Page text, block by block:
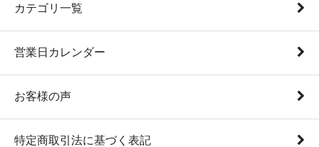
カテゴリ一覧
営業日カレンダー
お客様の声
特定商取引法に基づく表記